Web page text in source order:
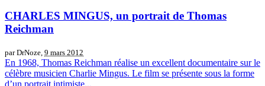
CHARLES MINGUS, un portrait de Thomas
Reichman
par DrNoze, 9 mars 2012
En 1968, Thomas Reichman réalise un excellent documentaire sur le
célèbre musicien Charlie Mingus. Le film se présente sous la forme
d’un portrait intimiste...